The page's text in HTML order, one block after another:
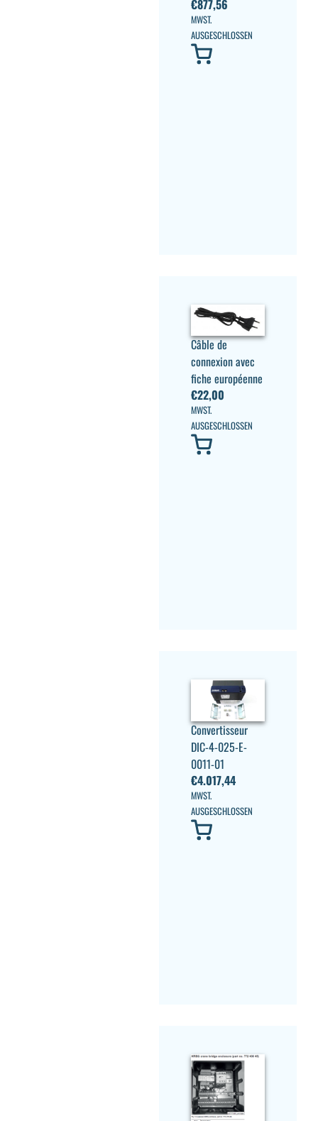
€877,56
MWST.
AUSGESCHLOSSEN
Câble de
connexion avec
fiche européenne
€22,00
MWST.
AUSGESCHLOSSEN
Convertisseur
DIC-4-025-E-
0011-01
€4.017,44
MWST.
AUSGESCHLOSSEN